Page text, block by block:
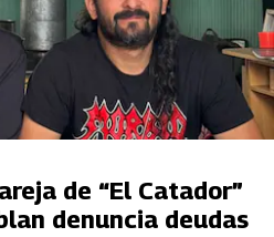
de “El Catador”
denuncia deudas